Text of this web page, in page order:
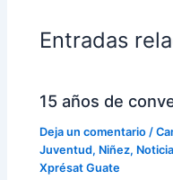
Entradas
15 años de
Deja un comentario /
Juventud, Niñez,
Xprésat Guate